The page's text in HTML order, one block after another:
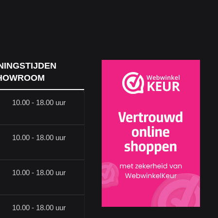
10.00 - 18.00 uur
10.00 - 18.00 uur
10.00 - 18.00 uur
10.00 - 18.00 uur